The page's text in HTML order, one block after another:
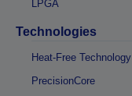
LPGA
Technologies
Heat-Free Technology
PrecisionCore